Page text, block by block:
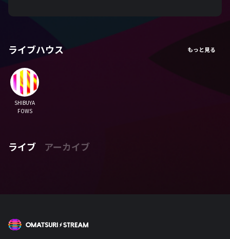
ライブハウス
SHIBUYA
FOWS
ライブ アーカイブ